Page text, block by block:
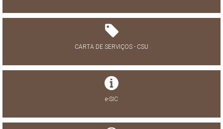
CARTA DE SERVIÇOS - CSU
e-SIC